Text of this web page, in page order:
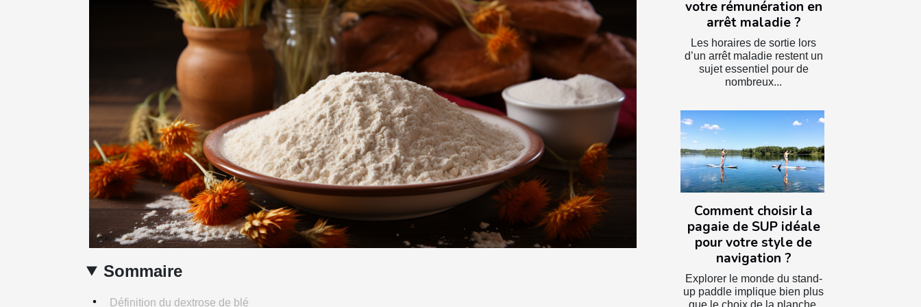
Sommaire
Définition du dextrose de blé
votre rémunération en
arrêt maladie ?
Les horaires de sortie lors
d’un arrêt maladie restent un
sujet essentiel pour de
nombreux...
Comment choisir la
pagaie de SUP idéale
pour votre style de
navigation ?
Explorer le monde du stand-
up paddle implique bien plus